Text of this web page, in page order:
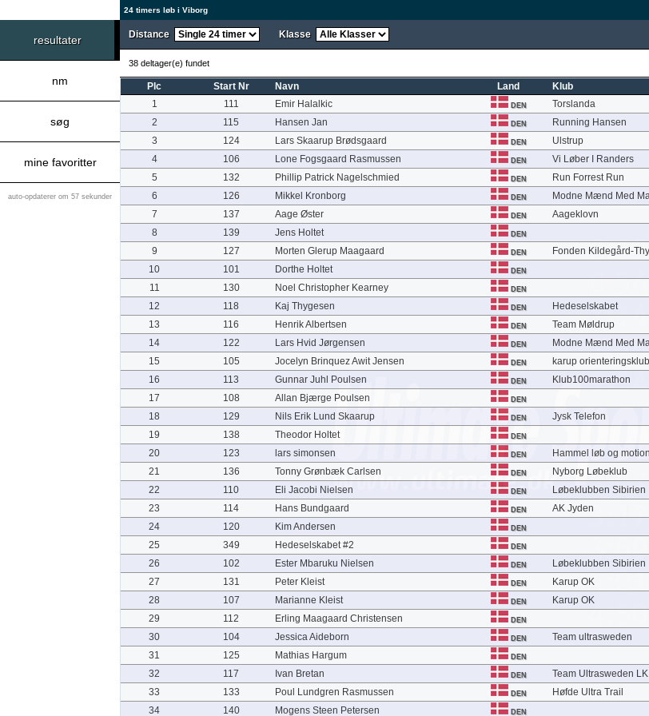
24 timers løb i Viborg
resultater
nm
søg
mine favoritter
auto-opdaterer om 57 sekunder
Distance Klasse
38 deltager(e) fundet
Plc Start Nr Navn Land Klub
1
111 Emir Halalkic DEN Torslanda
2
115 Hansen Jan DEN Running Hansen
3
124 Lars Skaarup Brødsgaard DEN Ulstrup
4
106 Lone Fogsgaard Rasmussen DEN Vi Løber I Randers
5
132 Phillip Patrick Nagelschmied DEN Run Forrest Run
6
126 Mikkel Kronborg DEN Modne Mænd Med
7
137 Aage Øster DEN Aageklovn
8
139 Jens Holtet DEN
9
127 Morten Glerup Maagaard DEN Fonden Kildegård-Thy
10
101 Dorthe Holtet DEN
11
130 Noel Christopher Kearney DEN
12
118 Kaj Thygesen DEN Hedeselskabet
13
116 Henrik Albertsen DEN Team Møldrup
14
122 Lars Hvid Jørgensen DEN Modne Mænd Med
15
105 Jocelyn Brinquez Awit Jensen DEN karup orienteringsklub
16
113 Gunnar Juhl Poulsen DEN Klub100marathon
17
108 Allan Bjærge Poulsen DEN
18
129 Nils Erik Lund Skaarup DEN Jysk Telefon
19
138 Theodor Holtet DEN
20
123 lars simonsen DEN Hammel løb og motion
21
136 Tonny Grønbæk Carlsen DEN Nyborg Løbeklub
22
110 Eli Jacobi Nielsen DEN Løbeklubben Sibirien
23
114 Hans Bundgaard DEN AK Jyden
24
120 Kim Andersen DEN
25
349 Hedeselskabet #2 DEN
26
102 Ester Mbaruku Nielsen DEN Løbeklubben Sibirien
27
131 Peter Kleist DEN Karup OK
28
107 Marianne Kleist DEN Karup OK
29
112 Erling Maagaard Christensen DEN
30
104 Jessica Aideborn DEN Team ultrasweden
31
125 Mathias Hargum DEN
32
117 Ivan Bretan DEN Team Ultrasweden LK
33
133 Poul Lundgren Rasmussen DEN Høfde Ultra Trail
34
140 Mogens Steen Petersen DEN